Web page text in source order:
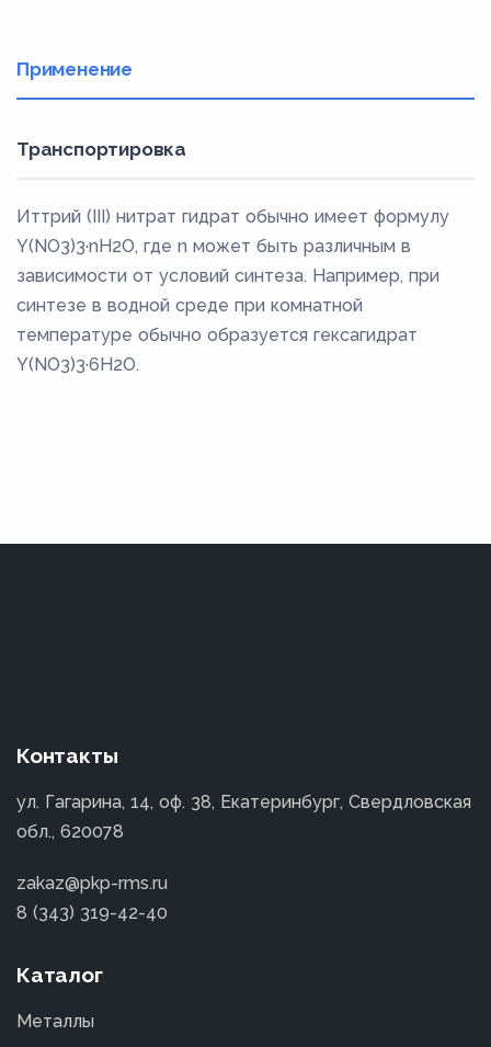
Применение
Транспортировка
Иттрий (III) нитрат гидрат обычно имеет формулу
Y(NO3)3·nH2O, где n может быть различным в
зависимости от условий синтеза. Например, при
синтезе в водной среде при комнатной
температуре обычно образуется гексагидрат
Y(NO3)3·6H2O.
Контакты
ул. Гагарина, 14, оф. 38, Екатеринбург, Свердловская
обл., 620078
zakaz@pkp-rms.ru
8 (343) 319-42-40
Каталог
Металлы